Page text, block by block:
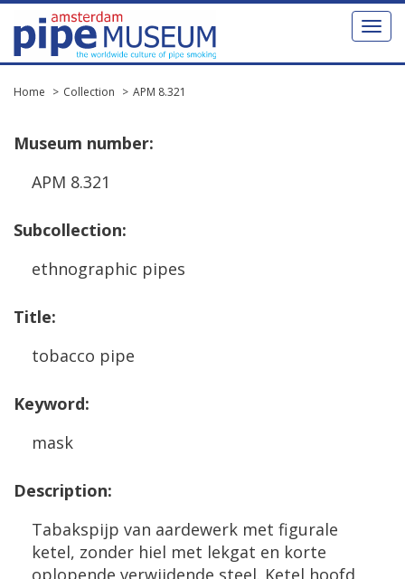
Toggle
Home Collection APM 8.321
Museum number:
APM 8.321
Subcollection:
ethnographic pipes
Title:
tobacco pipe
Keyword:
mask
Description:
Tabakspijp van aardewerk met figurale
ketel, zonder hiel met lekgat en korte
oplopende verwijdende steel. Ketel hoofd